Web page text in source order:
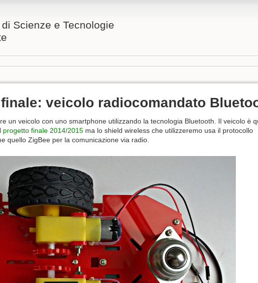
Scienze e Tecnologie
veicolo radiocomandato
un veicolo con uno smartphone utilizzando la tecnologia Bluetooth. Il veicolo è
progetto finale 2014/2015 ma lo shield wireless che utilizzeremo usa il protocollo
quello ZigBee per la comunicazione via radio.